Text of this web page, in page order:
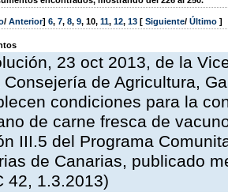
/ Anterior] 6, 7, 8, 9, 10, 11, 12, 13 [ Siguiente/ Último ]
23 oct 2013, de la
Consejería de Agricultura,
condiciones para la
de carne fresca de
III.5 del Programa
de Canarias, publicado
42, 1.3.2013)